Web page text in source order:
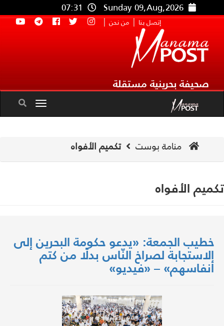
Sunday 09,Aug,2026
07:31
إتصل بنا | من نحن |
صحيفة بحرينية مستقلة
Toggle
navigation
منامة بوست تكميم الأفواه
الأفواه
خطيب الجمعة: «يدعو حكومة البحرين إلى
الاستجابة لصراخ النّاس بدلًا من كتم
أنفاسهم» – «فيديو»